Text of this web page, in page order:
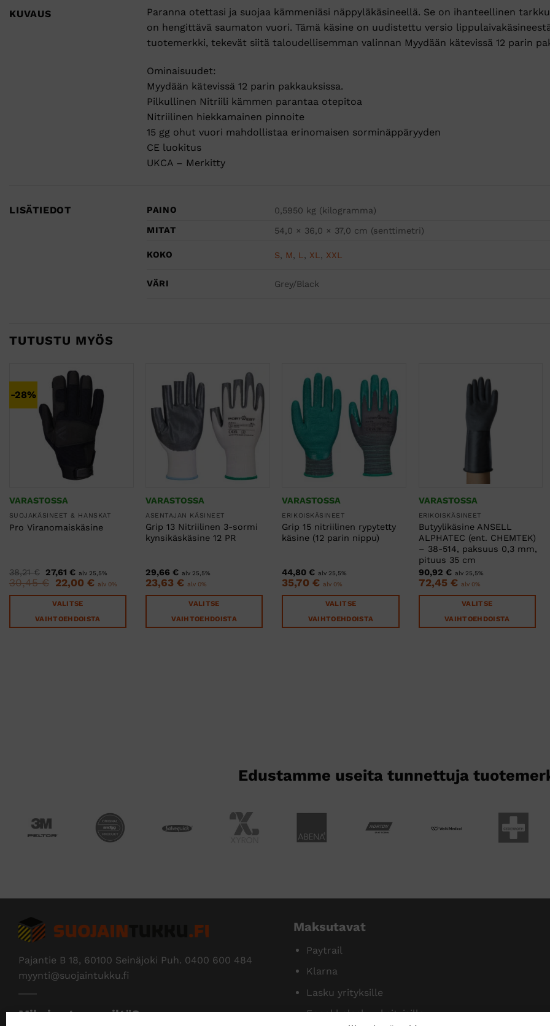
KUVAUS
Paranna otettasi ja suojaa kämmeniäsi näppyläkäsineellä. Se on ihanteellinen
on hengittävä saumaton vuori. Tämä käsine on uudistettu versio
tuotemerkki, tekevät siitä taloudellisemman valinnan Myydään kätevissä 12 parin
Ominaisuudet:
Myydään kätevissä 12 parin pakkauksissa.
Pilkullinen Nitriili kämmen parantaa otepitoa
Nitriilinen hiekkamainen pinnoite
15 gg ohut vuori mahdollistaa erinomaisen sorminäppäryyden
CE luokitus
UKCA – Merkitty
LISÄTIEDOT PAINO
0,5950 kg (kilogramma)
MITAT
54,0 × 36,0 × 37,0 cm (senttimetri)
KOKO S, M, L, XL, XXL
VÄRI Grey/Black
TUTUSTU MYÖS
-28%
VARASTOSSA
SUOJAKÄSINEET & HANSKAT
Pro Viranomaiskäsine
38,21€
Alkuperäinen
hinta
oli:
38,21 €.
27,61€Nykyinen
hinta
on:
27,61 €.
alv 25,5%
30,45€
Alkuperäinen
hinta
oli:
30,45 €.
22,00 €Nykyinen
on:
alv 0%
VALITSE
VAIHTOEHDOISTA
VARASTOSSA
ASENTAJAN KÄSINEET
Grip 13 Nitriilinen 3-sormi
kynsikäskäsine 12 PR
29,66€ alv 25,5%
23,63€ alv 0%
VALITSE
VAIHTOEHDOISTA
VARASTOSSA
ERIKOISKÄSINEET
Grip 15 nitriilinen rypytetty
käsine (12 parin nippu)
44,80€ alv 25,5%
35,70€ alv 0%
VALITSE
VAIHTOEHDOISTA
VARASTOSSA
ERIKOISKÄSINEET
Butyylikäsine ANSELL
ALPHATEC (ent. CHEMTEK)
– 38-514, paksuus 0,3 mm,
pituus 35 cm
90,92 € alv 25,5%
72,45 € alv 0%
VALITSE
VAIHTOEHDOISTA
Edustamme useita tunnettuja
Pajantie B 18, 60100 Seinäjoki Puh. 0400 600 484
myynti@suojaintukku.fi
Miksi ostaa meiltä?
Maksutavat
Paytrail
Klarna
Lasku yrityksille
Ennakkolasku yksityisille